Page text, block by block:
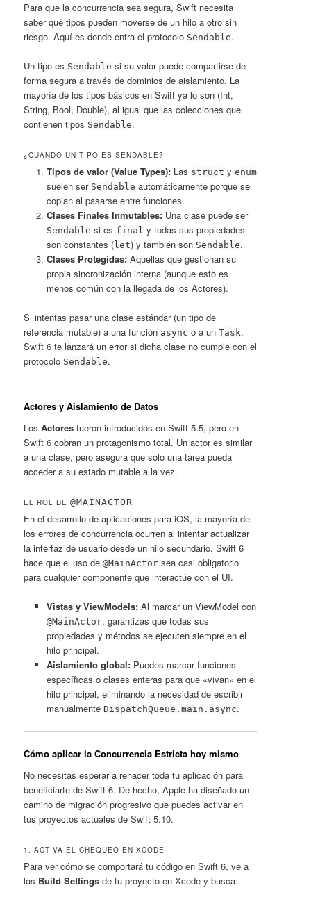
Para que la concurrencia sea segura, Swift necesita
saber qué tipos pueden moverse de un hilo a otro sin
riesgo. Aquí es donde entra el protocolo Sendable.
Un tipo es Sendable si su valor puede compartirse de
forma segura a través de dominios de aislamiento. La
mayoría de los tipos básicos en Swift ya lo son (Int,
String, Bool, Double), al igual que las colecciones que
contienen tipos Sendable.
¿CUÁNDO UN TIPO ES SENDABLE?
Tipos de valor (Value Types):Las struct y enum
suelen ser Sendable automáticamente porque se
copian al pasarse entre funciones.
Clases Finales Inmutables:Una clase puede ser
Sendable si es final y todas sus propiedades
son constantes (let) y también son Sendable.
Clases Protegidas:Aquellas que gestionan su
propia sincronización interna (aunque esto es
menos común con la llegada de los Actores).
Si intentas pasar una clase estándar (un tipo de
referencia mutable) a una función async o a unTask,
Swift 6 te lanzará un error si dicha clase no cumple con el
protocolo Sendable.
Actores y Aislamiento de Datos
LosActores fueron introducidos en Swift 5.5, pero en
Swift 6 cobran un protagonismo total. Un actor es similar
a una clase, pero asegura que solo una tarea pueda
acceder a su estado mutable a la vez.
EL ROL DE@MAINACTOR
En el desarrollo de aplicaciones para iOS, la mayoría de
los errores de concurrencia ocurren al intentar actualizar
la interfaz de usuario desde un hilo secundario. Swift 6
hace que el uso de@MainActor sea casi obligatorio
para cualquier componente que interactúe con el UI.
Vistas y ViewModels:Al marcar un ViewModel con
@MainActor, garantizas que todas sus
propiedades y métodos se ejecuten siempre en el
hilo principal.
Aislamiento global:Puedes marcar funciones
específicas o clases enteras para que «vivan» en el
hilo principal, eliminando la necesidad de escribir
manualmente DispatchQueue.main.async.
Cómo aplicar la Concurrencia Estricta hoy mismo
No necesitas esperar a rehacer toda tu aplicación para
beneficiarte de Swift 6. De hecho, Apple ha diseñado un
camino de migración progresivo que puedes activar en
tus proyectos actuales de Swift 5.10.
1. ACTIVA EL CHEQUEO EN XCODE
Para ver cómo se comportará tu código en Swift 6, ve a
los Build Settings de tu proyecto en Xcode y busca: